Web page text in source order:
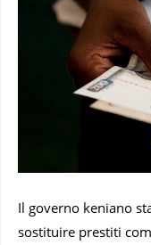
Il governo keniano
sostituire prestiti